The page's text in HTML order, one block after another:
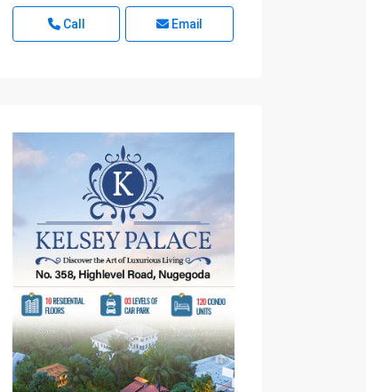
Call Email